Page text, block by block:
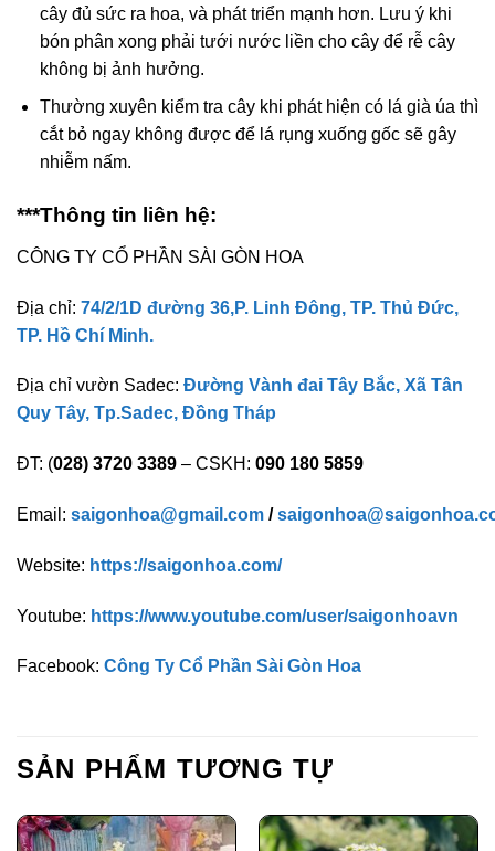
cây đủ sức ra hoa, và phát triển mạnh hơn. Lưu ý khi
bón phân xong phải tưới nước liền cho cây để rễ cây
không bị ảnh hưởng.
Thường xuyên kiểm tra cây khi phát hiện có lá già úa thì
cắt bỏ ngay không được để lá rụng xuống gốc sẽ gây
nhiễm nấm.
***Thông tin liên hệ:
CÔNG TY CỔ PHẦN SÀI GÒN HOA
Địa chỉ: 74/2/1D đường 36,P. Linh Đông, TP. Thủ Đức,
TP. Hồ Chí Minh.
Địa chỉ vườn Sadec: Đường Vành đai Tây Bắc, Xã Tân
Quy Tây, Tp.Sadec, Đồng Tháp
ĐT: (028) 3720 3389 – CSKH: 090 180 5859
Email: saigonhoa@gmail.com /
Website: https://saigonhoa.com/
Youtube: https://www.youtube.com/user/saigonhoavn
Facebook: Công Ty Cổ Phần Sài Gòn Hoa
SẢN PHẨM TƯƠNG TỰ